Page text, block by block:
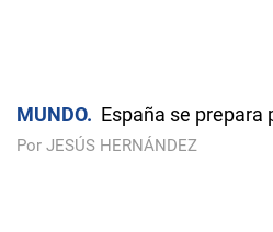
MUNDO España se prepara
Por JESÚS HERNÁNDEZ